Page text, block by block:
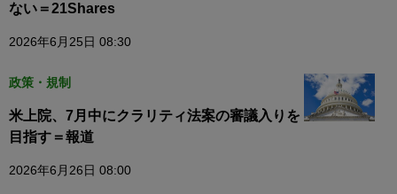
ない＝21Shares
2026年6月25日 08:30
政策・規制
米上院、7月中にクラリティ法案の審議入りを
目指す＝報道
2026年6月26日 08:00